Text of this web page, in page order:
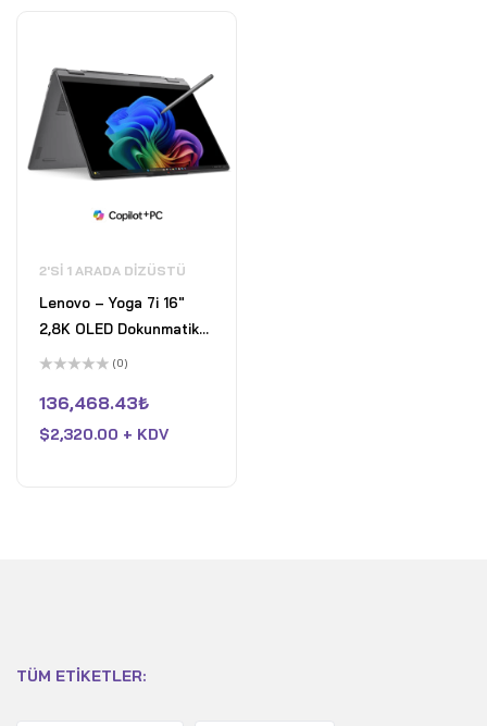
2'SI 1 ARADA DIZÜSTÜ
Lenovo – Yoga 7i 16"
2,8K OLED Dokunmatik
2'si 1 Arada Dizüstü
Ultra 7 258V - 32 GB
RAM - Intel Arc - 1 TB
üzerinden
0
aldı
(0)
136,468.43₺
$2,320.00 + KDV
TÜM ETIKETLER: